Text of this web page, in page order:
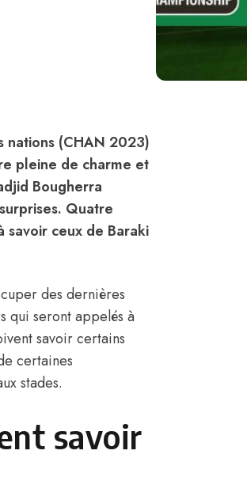
nations (CHAN 2023)
pleine de charme et
Bougherra
Quatre
ceux de Baraki
des dernières
qui seront appelés à
savoir certains
certaines
stades.
savoir